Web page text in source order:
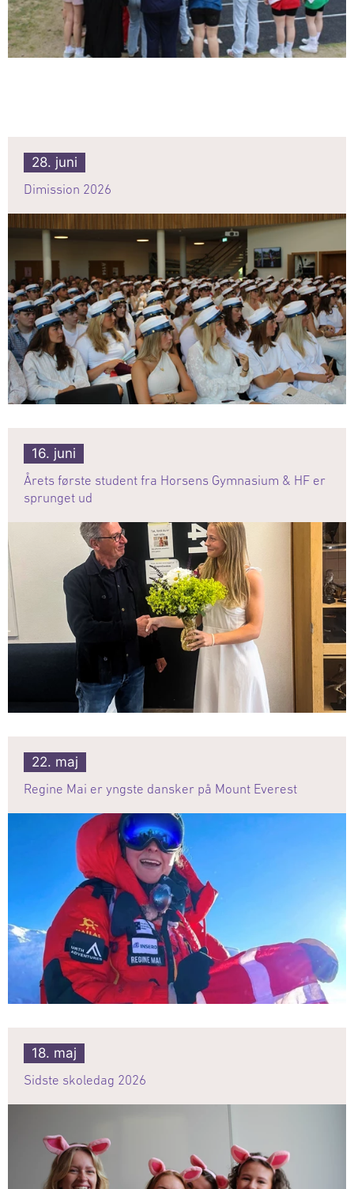
28. juni
Dimission 2026
16. juni
Årets første student fra Horsens Gymnasium & HF er
sprunget ud
22. maj
Regine Mai er yngste dansker på Mount Everest
18. maj
Sidste skoledag 2026